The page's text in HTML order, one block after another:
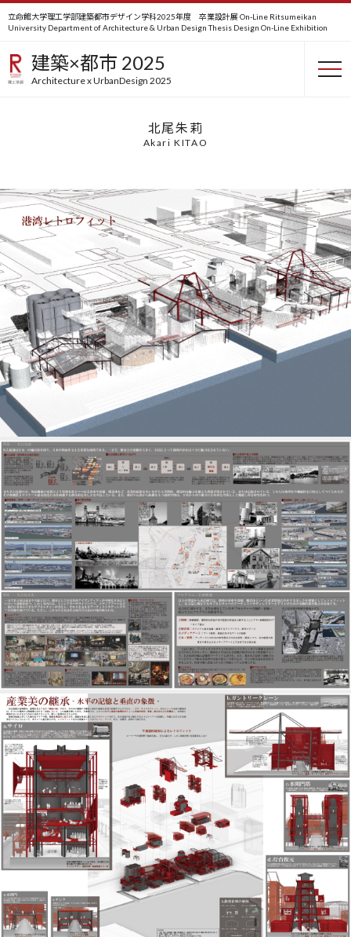
立命館大学理工学部建築都市デザイン学科2025年度 卒業設計展 On-Line Ritsumeikan
University Department of Architecture & Urban Design Thesis Design On-Line Exhibition
建築×都市 2025
Architecture x UrbanDesign 2025
港湾レトロフィット
Port asset retrofitting
北尾朱莉
Akari KITAO